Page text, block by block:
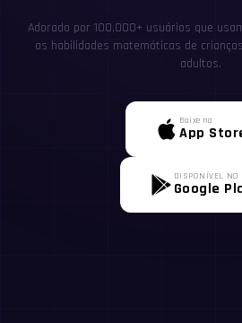
Adorado por 100,000+ usuários que
as habilidades matemáticas de
adultos.
Baixe na
App
DISPONÍVEL NO
Google